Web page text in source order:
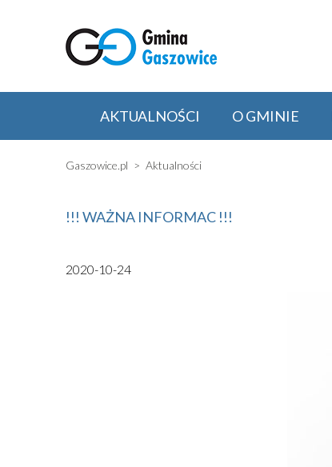
AKTUALNOŚCI O GMINIE
Gaszowice.pl Aktualności
!!! WAŻNA INFORMAC !!!
2020-10-24